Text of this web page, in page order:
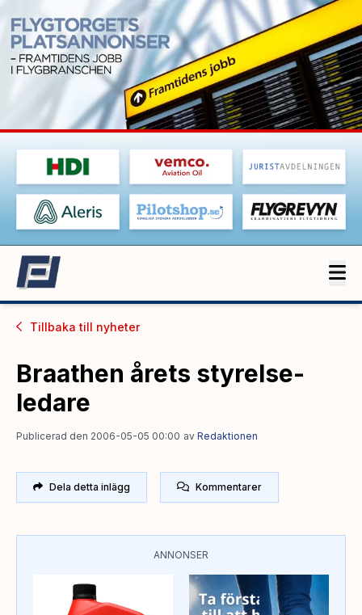
Tillbaka till nyheter
Braathen årets styrelse-
ledare
Publicerad den 2006-05-05 00:00 av Redaktionen
Dela detta inlägg Kommentarer
ANNONSER